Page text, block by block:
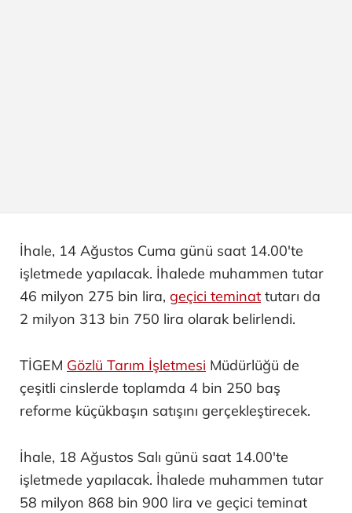
İhale, 14 Ağustos Cuma günü saat 14.00'te
işletmede yapılacak. İhalede muhammen tutar
46 milyon 275 bin lira, geçici teminat tutarı da
2 milyon 313 bin 750 lira olarak belirlendi.
TİGEM Gözlü Tarım İşletmesi Müdürlüğü de
çeşitli cinslerde toplamda 4 bin 250 baş
reforme küçükbaşın satışını gerçekleştirecek.
İhale, 18 Ağustos Salı günü saat 14.00'te
işletmede yapılacak. İhalede muhammen tutar
58 milyon 868 bin 900 lira ve geçici teminat